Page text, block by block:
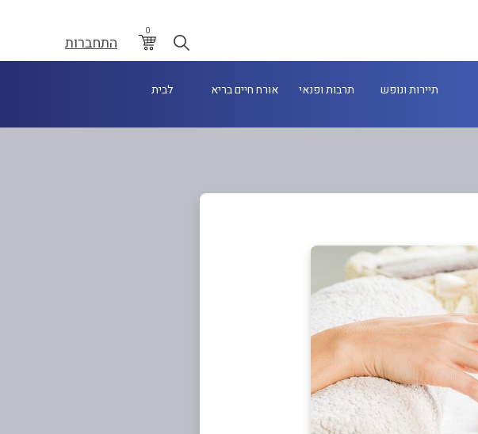
0
התחברות
תיירות ונופש תרבות ופנאי אורח חיים בריא לבית